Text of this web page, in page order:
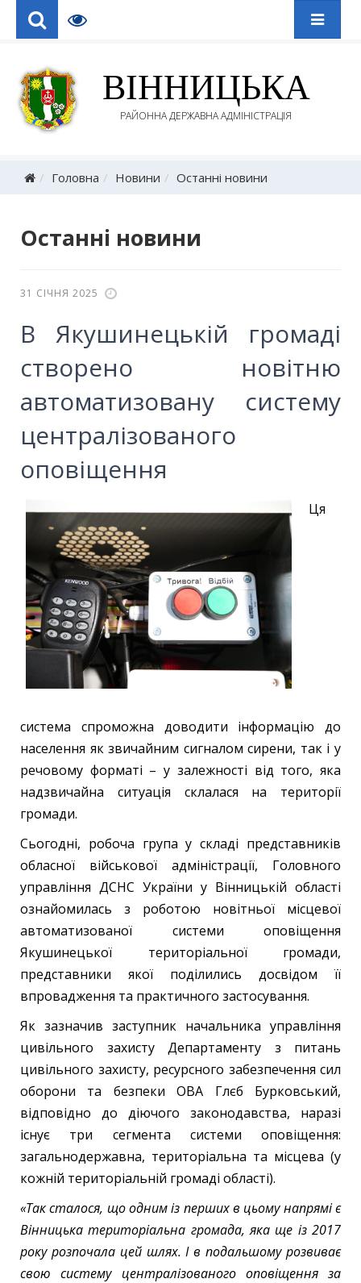
ВІННИЦЬКА
РАЙОННА ДЕРЖАВНА АДМІНІСТРАЦІЯ
Головна Новини Останні новини
Останні новини
31 СІЧНЯ 2025
В Якушинецькій громаді
створено новітню
автоматизовану систему
централізованого
оповіщення
Ця
система спроможна доводити інформацію до
населення як звичайним сигналом сирени, так і у
речовому форматі – у залежності від того, яка
надзвичайна ситуація склалася на території
громади.
Сьогодні, робоча група у складі представників
обласної військової адміністрації, Головного
управління ДСНС України у Вінницькій області
ознайомилась з роботою новітньої місцевої
автоматизованої системи оповіщення
Якушинецької територіальної громади,
представники якої поділились досвідом її
впровадження та практичного застосування.
Як зазначив заступник начальника управління
цивільного захисту Департаменту з питань
цивільного захисту, ресурсного забезпечення сил
оборони та безпеки ОВА Глєб Бурковський,
відповідно до діючого законодавства, наразі
існує три сегмента системи оповіщення:
загальнодержавна, територіальна та місцева (у
кожній територіальній громаді області).
«Так сталося, що одним із перших в цьому напрямі є
Вінницька територіальна громада, яка ще із 2017
року розпочала цей шлях. І в подальшому розвиває
свою систему централізованого оповіщення за